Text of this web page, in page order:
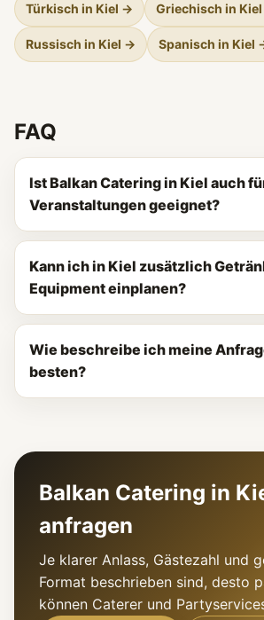
Türkisch in Kiel → Griechisch in
Russisch in Kiel → Spanisch in Kiel
FAQ
Ist Balkan Catering in Kiel auch
Veranstaltungen geeignet?
Kann ich in Kiel zusätzlich
Equipment einplanen?
Wie beschreibe ich meine
besten?
Balkan Catering in
anfragen
Je klarer Anlass, Gästezahl und
Format beschrieben sind, desto
können Caterer und